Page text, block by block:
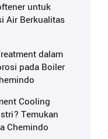
untuk
Air Berkualitas
dalam
pada Boiler
Cooling
Temukan
Chemindo